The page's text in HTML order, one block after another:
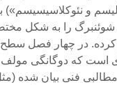
و نئوکلاسیسیسم»)
شوئنبرگ را به شکل
کرده. در چهار فصل
است که دوگانگی مولف
فنی بیان شده
بر موسیقی
فیلم «متری
و نیم»